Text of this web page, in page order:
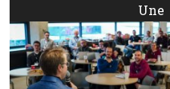
Une